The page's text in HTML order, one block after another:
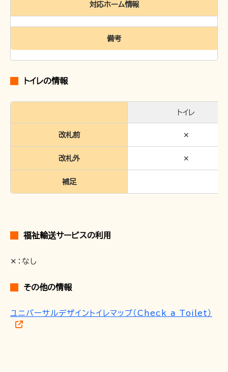
対応ホーム情報
備考
トイレの情報
トイレ
改札前 ✕
改札外 ✕
補足
福祉輸送サービスの利用
✕：なし
その他の情報
ユニバーサルデザイントイレマップ（Check a Toilet）